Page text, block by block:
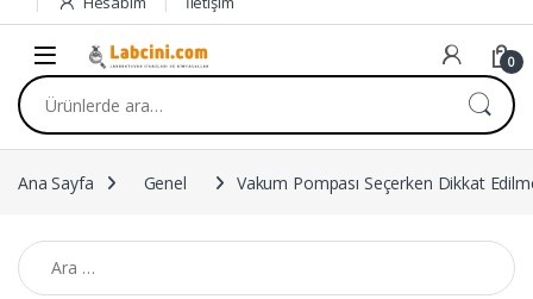
0
Ara:
Ana Sayfa Genel Vakum Pompası Seçerken Dikkat
Arama: